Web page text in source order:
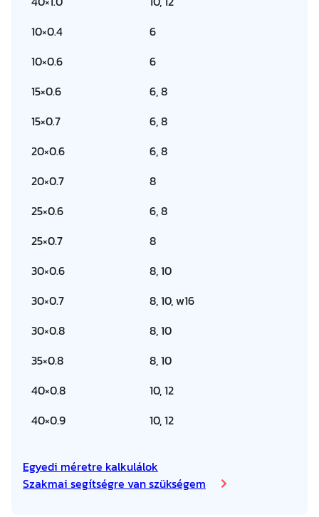
10×0.4
6
10×0.6
6
15×0.6
6, 8
15×0.7
6, 8
20×0.6
6, 8
20×0.7
8
25×0.6
6, 8
25×0.7
8
30×0.6
8, 10
30×0.7
8, 10, w16
30×0.8
8, 10
35×0.8
8, 10
40×0.8
10, 12
40×0.9
10, 12
Egyedi méretre kalkulálok
Szakmai segítségre van szükségem